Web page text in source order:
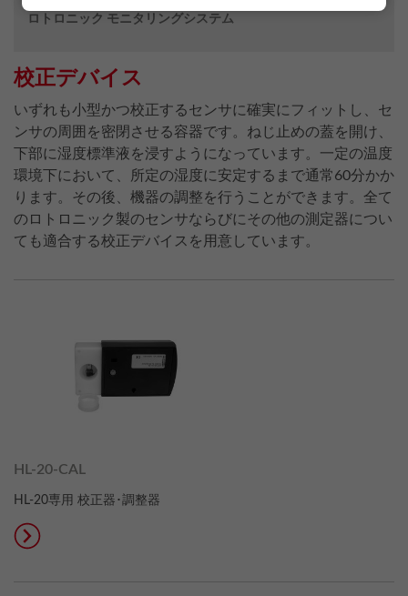
校正デバイス
いずれも小型かつ校正するセンサに確実にフィットし、セ
ンサの周囲を密閉させる容器です。ねじ止めの蓋を開け、
下部に湿度標準液を浸すようになっています。一定の温度
環境下において、所定の湿度に安定するまで通常60分かか
ります。その後、機器の調整を行うことができます。全て
のロトロニック製のセンサならびにその他の測定器につい
ても適合する校正デバイスを用意しています。
HL-20-CAL
HL-20専用 校正器･調整器
ロトロニック モニタリングシステム